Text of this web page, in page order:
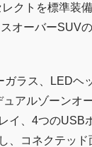
クトを標準装備
オーバーSUV
ラス、LEDヘ
アルゾーンオ
イ、4つのUSB
、コネクテッド